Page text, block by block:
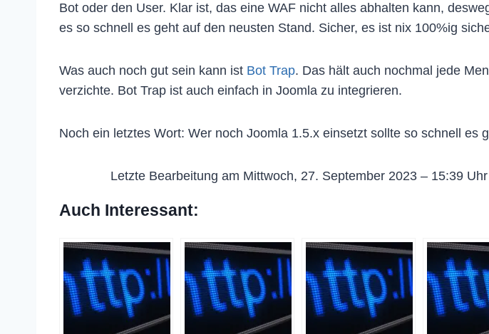
Bot oder den User. Klar ist, das eine WAF nicht alles abhalten kann,
es so schnell es geht auf den neusten Stand. Sicher, es ist nix 100%ig
Was auch noch gut sein kann ist Bot Trap. Das hält auch nochmal jede
verzichte. Bot Trap ist auch einfach in Joomla zu integrieren.
Noch ein letztes Wort: Wer noch Joomla 1.5.x einsetzt sollte so schnell
Letzte Bearbeitung am Mittwoch, 27. September 2023 – 15:39
Auch Interessant: